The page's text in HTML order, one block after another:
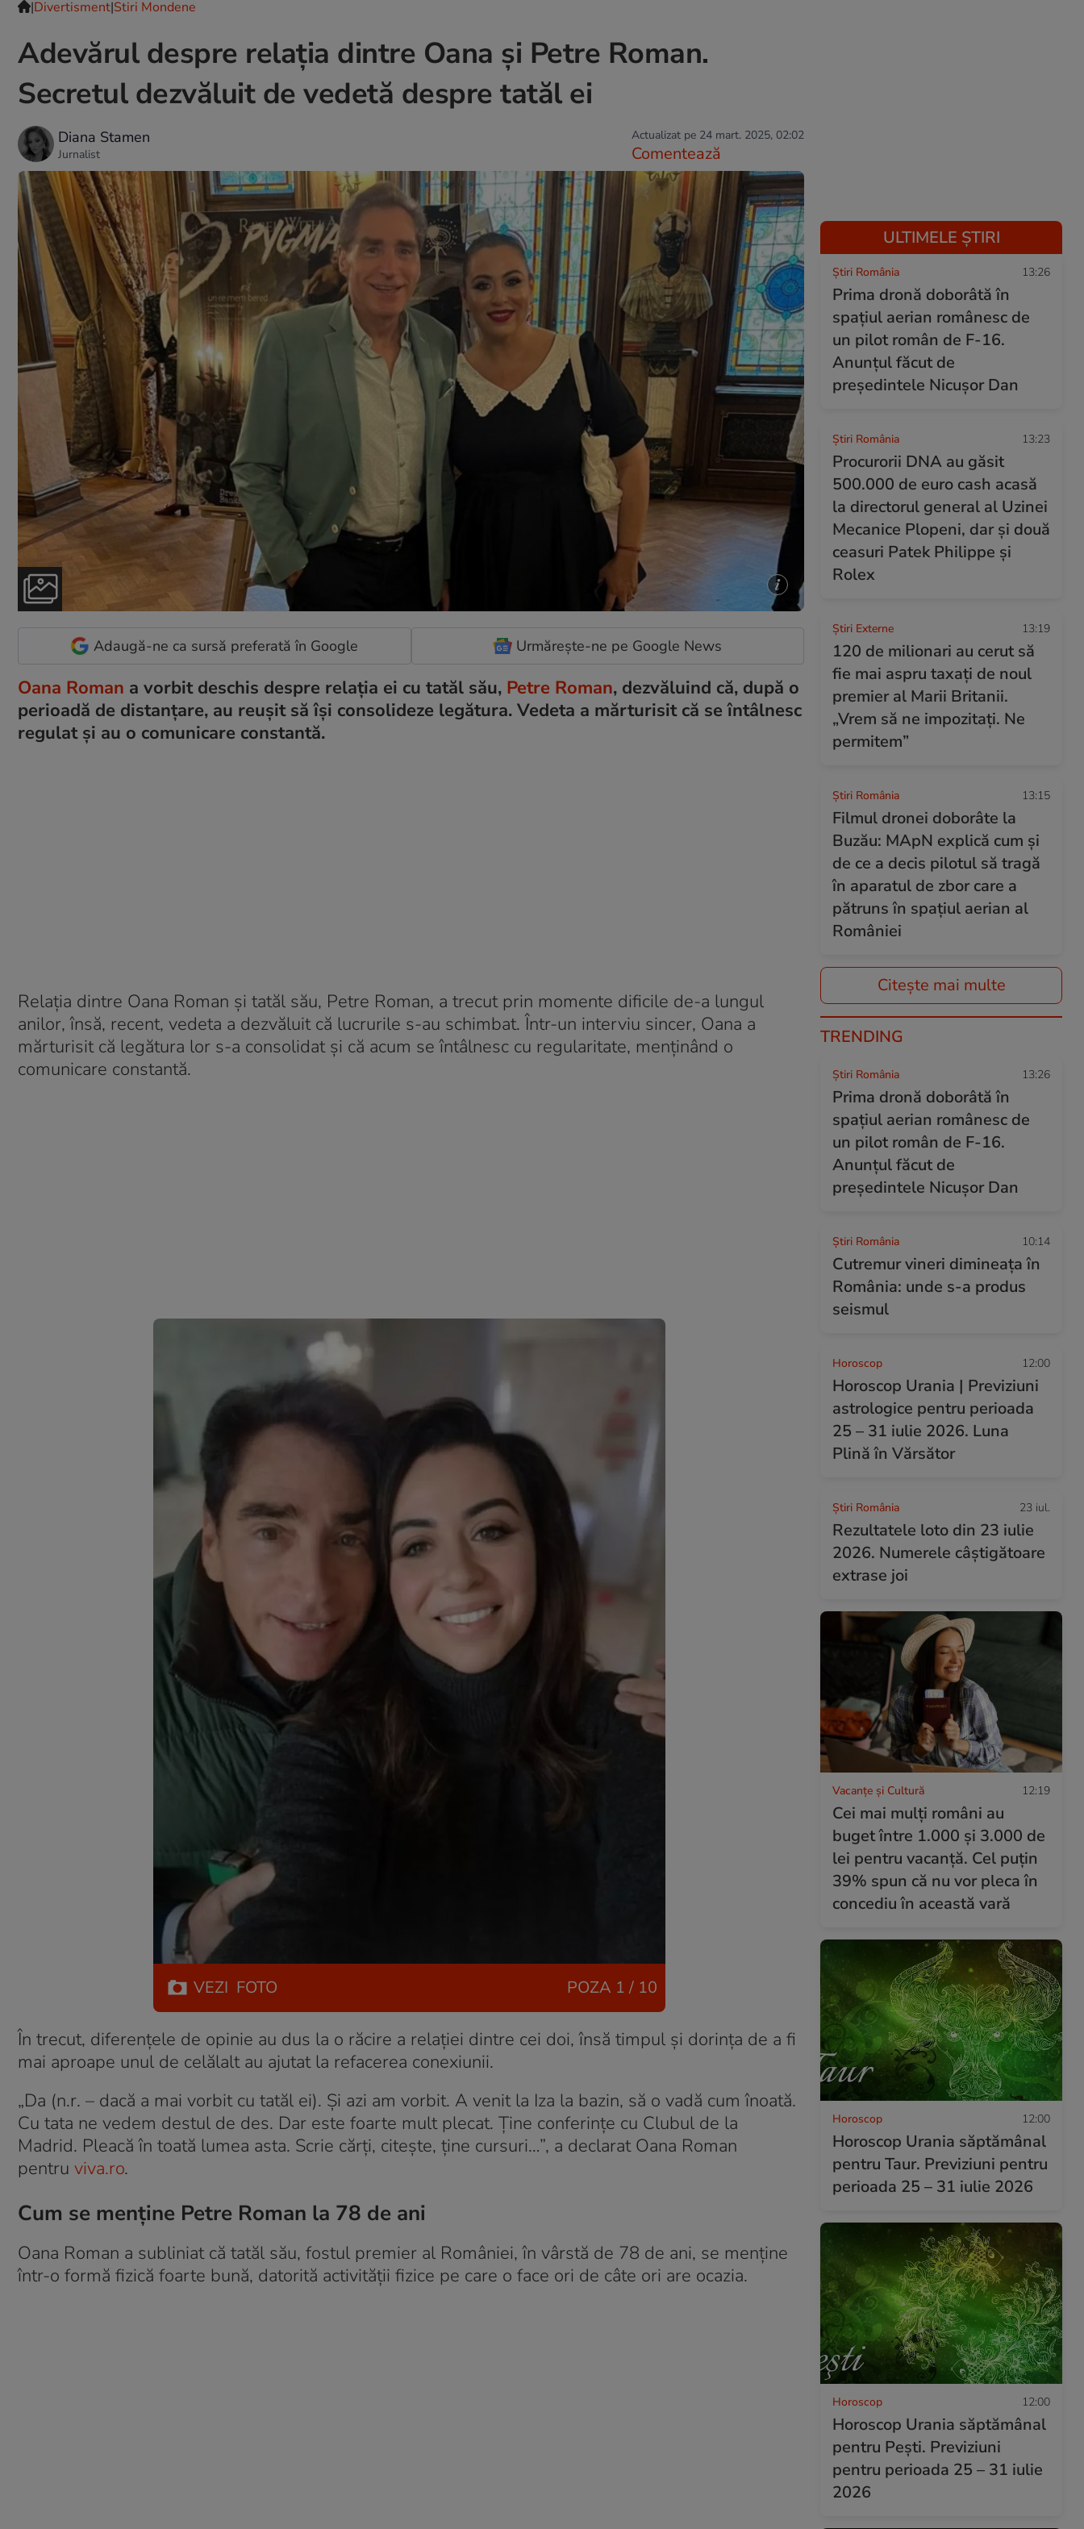
|Divertisment|Stiri Mondene
Adevărul despre relația dintre Oana și Petre Roman.
Secretul dezvăluit de vedetă despre tatăl ei
Diana Stamen
Jurnalist
Actualizat pe 24 mart. 2025, 02:02
Comentează
Adaugă-ne ca sursă preferată în Google Urmărește-ne pe Google News
Oana Roman a vorbit deschis despre relația ei cu tatăl său, Petre Roman, dezvăluind că, după o
perioadă de distanțare, au reușit să își consolideze legătura. Vedeta a mărturisit că se întâlnesc
regulat și au o comunicare constantă.
Relația dintre Oana Roman și tatăl său, Petre Roman, a trecut prin momente dificile de-a lungul
anilor, însă, recent, vedeta a dezvăluit că lucrurile s-au schimbat. Într-un interviu sincer, Oana a
mărturisit că legătura lor s-a consolidat și că acum se întâlnesc cu regularitate, menținând o
comunicare constantă.
VEZI FOTO POZA 1 / 10
În trecut, diferențele de opinie au dus la o răcire a relației dintre cei doi, însă timpul și dorința de a fi
mai aproape unul de celălalt au ajutat la refacerea conexiunii.
„Da (n.r. – dacă a mai vorbit cu tatăl ei). Și azi am vorbit. A venit la Iza la bazin, să o vadă cum înoată.
Cu tata ne vedem destul de des. Dar este foarte mult plecat. Ține conferințe cu Clubul de la
Madrid. Pleacă în toată lumea asta. Scrie cărți, citește, ține cursuri…”, a declarat Oana Roman
pentru viva.ro.
Cum se menține Petre Roman la 78 de ani
Oana Roman a subliniat că tatăl său, fostul premier al României, în vârstă de 78 de ani, se menține
într-o formă fizică foarte bună, datorită activității fizice pe care o face ori de câte ori are ocazia.
ULTIMELE ȘTIRI
Știri România 13:26
Prima dronă doborâtă în
spațiul aerian românesc de
un pilot român de F-16.
Anunțul făcut de
președintele Nicușor Dan
Știri România 13:23
Procurorii DNA au găsit
500.000 de euro cash acasă
la directorul general al Uzinei
Mecanice Plopeni, dar și două
ceasuri Patek Philippe și
Rolex
Știri Externe 13:19
120 de milionari au cerut să
fie mai aspru taxați de noul
premier al Marii Britanii.
„Vrem să ne impozitați. Ne
permitem”
Știri România 13:15
Filmul dronei doborâte la
Buzău: MApN explică cum și
de ce a decis pilotul să tragă
în aparatul de zbor care a
pătruns în spațiul aerian al
României
Citește mai multe
TRENDING
Știri România 13:26
Prima dronă doborâtă în
spațiul aerian românesc de
un pilot român de F-16.
Anunțul făcut de
președintele Nicușor Dan
Știri România 10:14
Cutremur vineri dimineața în
România: unde s-a produs
seismul
Horoscop 12:00
Horoscop Urania | Previziuni
astrologice pentru perioada
25 – 31 iulie 2026. Luna
Plină în Vărsător
Știri România 23 iul.
Rezultatele loto din 23 iulie
2026. Numerele câștigătoare
extrase joi
Vacanțe și Cultură 12:19
Cei mai mulți români au
buget între 1.000 și 3.000 de
lei pentru vacanță. Cel puțin
39% spun că nu vor pleca în
concediu în această vară
Horoscop 12:00
Horoscop Urania săptămânal
pentru Taur. Previziuni pentru
perioada 25 – 31 iulie 2026
Horoscop 12:00
Horoscop Urania săptămânal
pentru Pești. Previziuni
pentru perioada 25 – 31 iulie
2026